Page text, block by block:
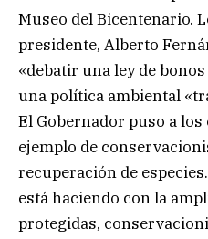
Museo del Bicentenario.
presidente, Alberto
«debatir una ley de
una política ambiental
El Gobernador puso a
ejemplo de
recuperación de
está haciendo con la
protegidas,